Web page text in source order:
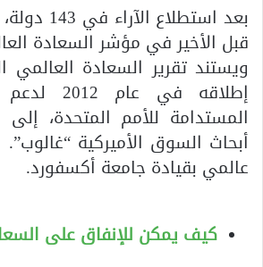
بعد
قبل الأخير في مؤشر السعادة
ويستند تقرير السعادة
إطلاقه
المستدامة للأمم المتحدة،
أبحاث السوق الأميركية
عالمي بقيادة جامعة أكسفورد.
كيف يمكن للإنفاق على